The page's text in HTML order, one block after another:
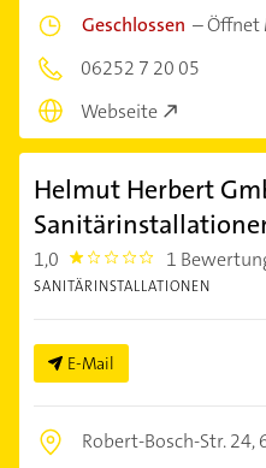
Geschlossen –Öffnet
06252 7 20 05
Webseite
Helmut Herbert
1,0 1.0 1
SANITÄRINSTALLATIONEN
E-Mail
Robert-Bosch-Str. 24,